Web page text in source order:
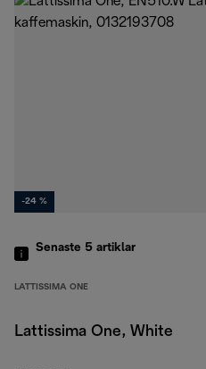
-24 %
Senaste 5 artiklar
LATTISSIMA ONE
Lattissima One, White